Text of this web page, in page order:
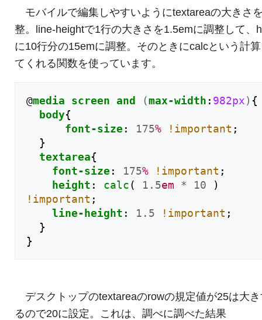
モバイルで編集しやすいようにtextareaの大きさ
整。line-heightで1行の大きさを1.5emに調整して、
に10行分の15emに調整。そのときにcalcという計
てくれる関数を使っています。
@media screen and (max-width : 982px) {
body{
font-size: 175% !important ;
}
textarea{
font-size: 175% !important ;
height : calc( 1.5em * 10
)
!important ;
line-height : 1.5 !important ;
}
}
デスクトップのtextareaのrowの規定値が25は大
るので20に設定。これは、調べに調べた結果